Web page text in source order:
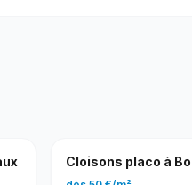
Cloisons placo à